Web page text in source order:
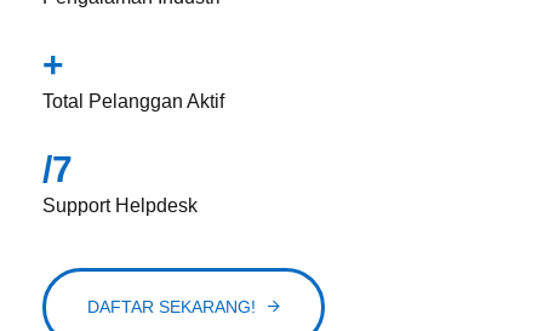
+
Total Pelanggan Aktif
/7
Support Helpdesk
DAFTAR SEKARANG!